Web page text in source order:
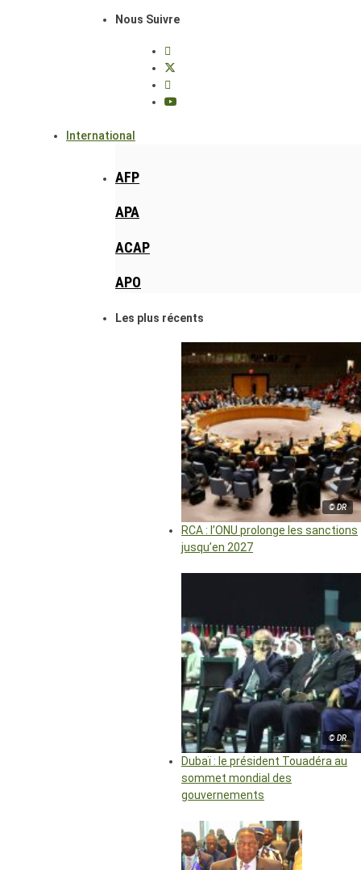
Nous Suivre
International
AFP
APA
ACAP
APO
Les plus récents
© DR
RCA : l’ONU prolonge les sanctions
jusqu’en 2027
© DR
Dubaï : le président Touadéra au
sommet mondial des
gouvernements